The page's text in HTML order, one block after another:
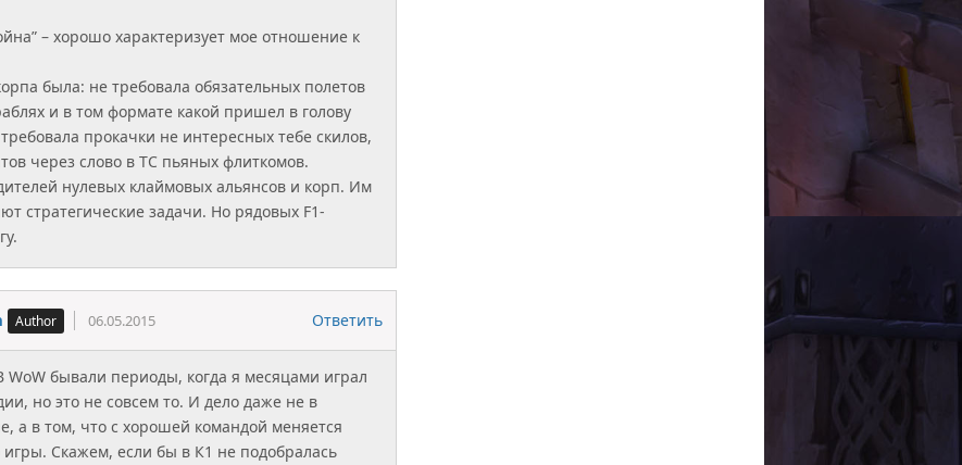
– хорошо характеризует мое отношение к
была: не требовала обязательных полетов
и в том формате какой пришел в голову
прокачки не интересных тебе скилов,
через слово в ТС пьяных флиткомов.
нулевых клаймовых альянсов и корп. Им
стратегические задачи. Но рядовых F1-
06.05.2015 Ответить
WoW бывали периоды, когда я месяцами играл
но это не совсем то. И дело даже не в
а в том, что с хорошей командой меняется
игры. Скажем, если бы в К1 не подобралась